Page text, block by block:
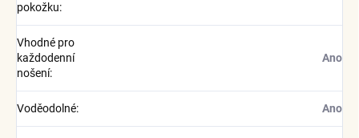
pokožku:
Vhodné pro
každodenní
nošení:
Ano
Voděodolné: Ano